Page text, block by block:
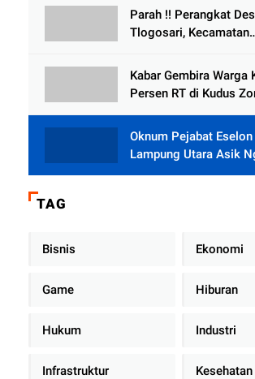
Parah !! Perangkat
Tlogosari, Kecamatan
Rumah dari BAZNAS
Kabar Gembira Warga
Persen RT di Kudus
Oknum Pejabat
Lampung Utara Asik
Dengan Teman
TAG
Bisnis Ekonomi
Game Hiburan
Hukum Industri
Infrastruktur Kesehatan